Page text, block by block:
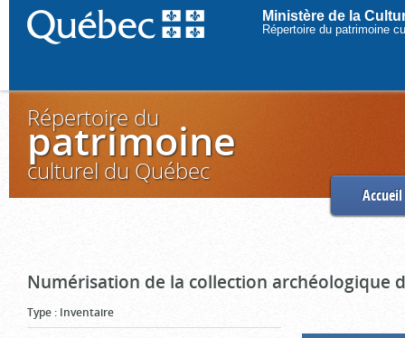
Ministère de la
Répertoire du patrimoine
Répertoire du
patrimoine
culturel du Québec
Accueil
Numérisation de la collection archéologique
Type : Inventaire